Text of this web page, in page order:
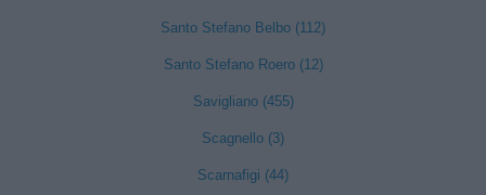
Santo Stefano Belbo (112)
Santo Stefano Roero (12)
Savigliano (455)
Scagnello (3)
Scarnafigi (44)